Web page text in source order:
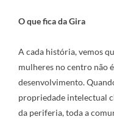
O que fica da Gira
A cada história, vemos
mulheres no centro não
desenvolvimento.
propriedade intelectual
da periferia, toda a